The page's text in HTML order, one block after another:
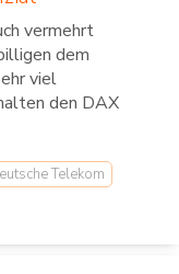
vermehrt
dem
viel
den DAX
Telekom